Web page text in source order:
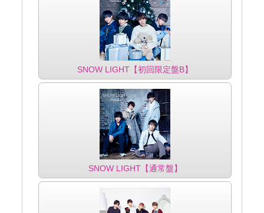
SNOW LIGHT【初回限定盤B】
SNOW LIGHT【通常盤】